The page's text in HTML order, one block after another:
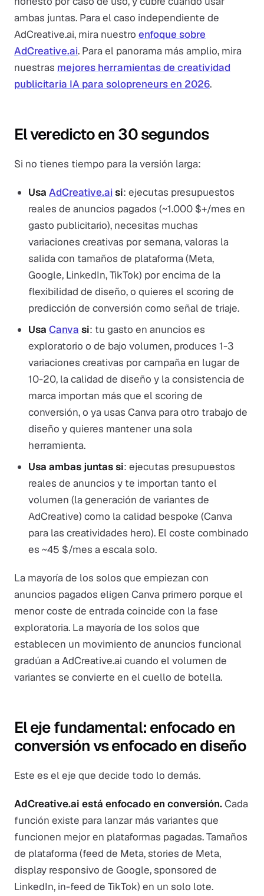
ambas juntas. Para el caso independiente de
AdCreative.ai, mira nuestro enfoque sobre
AdCreative.ai. Para el panorama más amplio, mira
nuestras mejores herramientas de creatividad
publicitaria IA para solopreneurs en 2026.
El veredicto en 30 segundos
Si no tienes tiempo para la versión larga:
Usa AdCreative.ai si: ejecutas presupuestos
reales de anuncios pagados (~1.000 $+/mes en
gasto publicitario), necesitas muchas
variaciones creativas por semana, valoras la
salida con tamaños de plataforma (Meta,
Google, LinkedIn, TikTok) por encima de la
flexibilidad de diseño, o quieres el scoring de
predicción de conversión como señal de triaje.
Usa Canva si: tu gasto en anuncios es
exploratorio o de bajo volumen, produces 1-3
variaciones creativas por campaña en lugar de
10-20, la calidad de diseño y la consistencia de
marca importan más que el scoring de
conversión, o ya usas Canva para otro trabajo de
diseño y quieres mantener una sola
herramienta.
Usa ambas juntas si: ejecutas presupuestos
reales de anuncios y te importan tanto el
volumen (la generación de variantes de
AdCreative) como la calidad bespoke (Canva
para las creatividades hero). El coste combinado
es ~45 $/mes a escala solo.
La mayoría de los solos que empiezan con
anuncios pagados eligen Canva primero porque el
menor coste de entrada coincide con la fase
exploratoria. La mayoría de los solos que
establecen un movimiento de anuncios funcional
gradúan a AdCreative.ai cuando el volumen de
variantes se convierte en el cuello de botella.
El eje fundamental: enfocado en
conversión vs enfocado en diseño
Este es el eje que decide todo lo demás.
AdCreative.ai está enfocado en conversión.Cada
función existe para lanzar más variantes que
funcionen mejor en plataformas pagadas. Tamaños
de plataforma (feed de Meta, stories de Meta,
display responsivo de Google, sponsored de
LinkedIn, in-feed de TikTok) en un solo lote.